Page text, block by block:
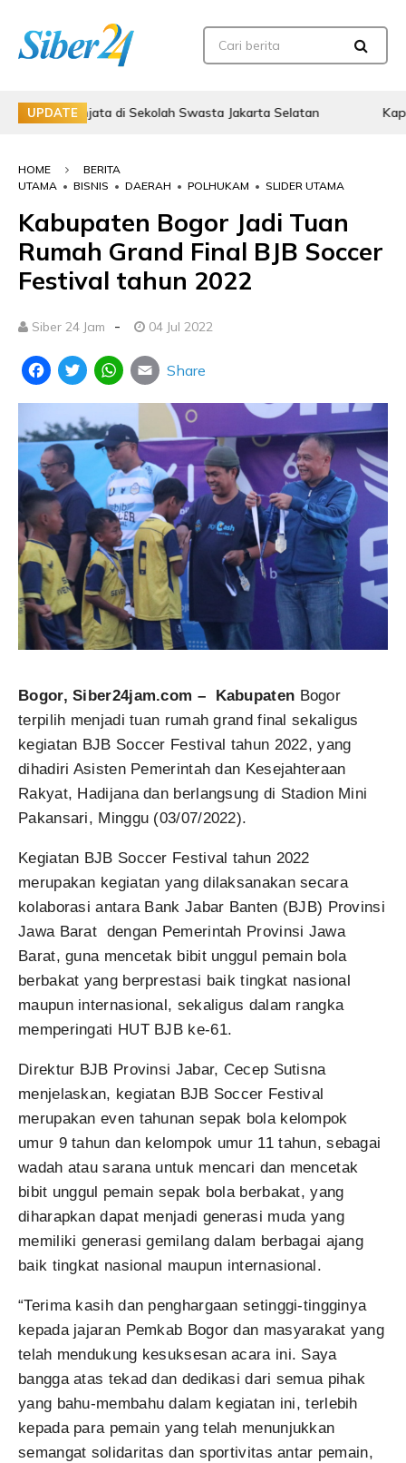
UPDATESwasta Jakarta Selatan Kapolres Bogor AKBP
HOME
BERITA
UTAMA • BISNIS • DAERAH • POLHUKAM • SLIDER UTAMA
Kabupaten Bogor Jadi Tuan
Rumah Grand Final BJB Soccer
Festival tahun 2022
Siber 24 Jam - 04 Jul 2022
FacebookTwitterWhatsApp
Email
Share
Bogor, Siber24jam.com – Kabupaten Bogor
terpilih menjadi tuan rumah grand final sekaligus
kegiatan BJB Soccer Festival tahun 2022, yang
dihadiri Asisten Pemerintah dan Kesejahteraan
Rakyat, Hadijana dan berlangsung di Stadion Mini
Pakansari, Minggu (03/07/2022).
Kegiatan BJB Soccer Festival tahun 2022
merupakan kegiatan yang dilaksanakan secara
kolaborasi antara Bank Jabar Banten (BJB) Provinsi
Jawa Barat dengan Pemerintah Provinsi Jawa
Barat, guna mencetak bibit unggul pemain bola
berbakat yang berprestasi baik tingkat nasional
maupun internasional, sekaligus dalam rangka
memperingati HUT BJB ke-61.
Direktur BJB Provinsi Jabar, Cecep Sutisna
menjelaskan, kegiatan BJB Soccer Festival
merupakan even tahunan sepak bola kelompok
umur 9 tahun dan kelompok umur 11 tahun, sebagai
wadah atau sarana untuk mencari dan mencetak
bibit unggul pemain sepak bola berbakat, yang
diharapkan dapat menjadi generasi muda yang
memiliki generasi gemilang dalam berbagai ajang
baik tingkat nasional maupun internasional.
“Terima kasih dan penghargaan setinggi-tingginya
kepada jajaran Pemkab Bogor dan masyarakat yang
telah mendukung kesuksesan acara ini. Saya
bangga atas tekad dan dedikasi dari semua pihak
yang bahu-membahu dalam kegiatan ini, terlebih
kepada para pemain yang telah menunjukkan
semangat solidaritas dan sportivitas antar pemain,